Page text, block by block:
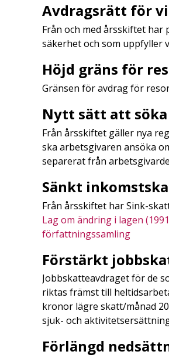
Avdragsrätt för
Från och med årsskiftet
säkerhet och som uppfyller
Höjd gräns för
Gränsen för avdrag för
Nytt sätt att söka
Från årsskiftet gäller nya
ska arbetsgivaren ansöka
separerat från
Sänkt
Från årsskiftet har Sink-
Lag om ändring i lagen
författningssamling
Förstärkt
Jobbskatteavdraget för de
riktas främst till
kronor lägre skatt/månad
sjuk- och
Förlängd